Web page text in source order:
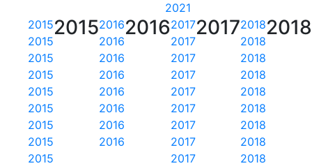
2021
2018
2018
2018
2018
2018
2018
2018
2018
2018
2018
2017
2017
2017
2017
2017
2017
2017
2017
2017
2017
2016
2016
2016
2016
2016
2016
2016
2016
2016
2015
2015
2015
2015
2015
2015
2015
2015
2015
2015